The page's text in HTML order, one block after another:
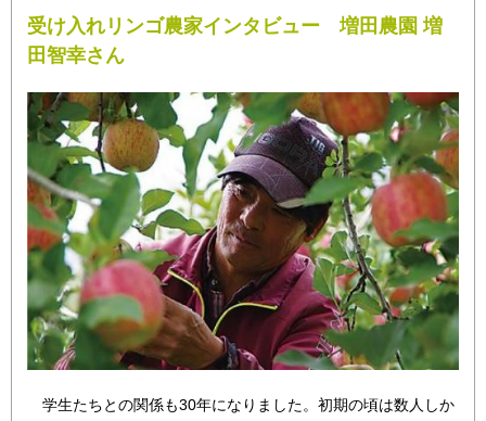
受け入れリンゴ農家インタビュー 増田農園 増
田智幸さん
学生たちとの関係も30年になりました。初期の頃は数人しか